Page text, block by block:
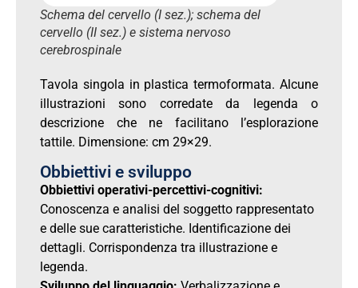
Schema del cervello (I sez.); schema del
cervello (II sez.) e sistema nervoso
cerebrospinale
Tavola singola in plastica termoformata. Alcune
illustrazioni sono corredate da legenda o
descrizione che ne facilitano l’esplorazione
tattile. Dimensione: cm 29×29.
Obbiettivi e sviluppo
Obbiettivi operativi-percettivi-cognitivi:
Conoscenza e analisi del soggetto rappresentato
e delle sue caratteristiche. Identificazione dei
dettagli. Corrispondenza tra illustrazione e
legenda.